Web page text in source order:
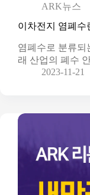
ARK뉴스
이차전지 염폐수
염폐수로 분류되
래 산업의 폐수
2023-11-21